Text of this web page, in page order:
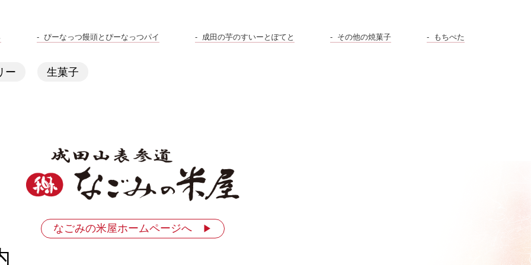
ぴーなっつ饅頭とぴーなっつパイ 成田の芋のすいーとぽてと その他の焼菓子 もちぺた
ー 生菓子
なごみの米屋ホームページへ ▶